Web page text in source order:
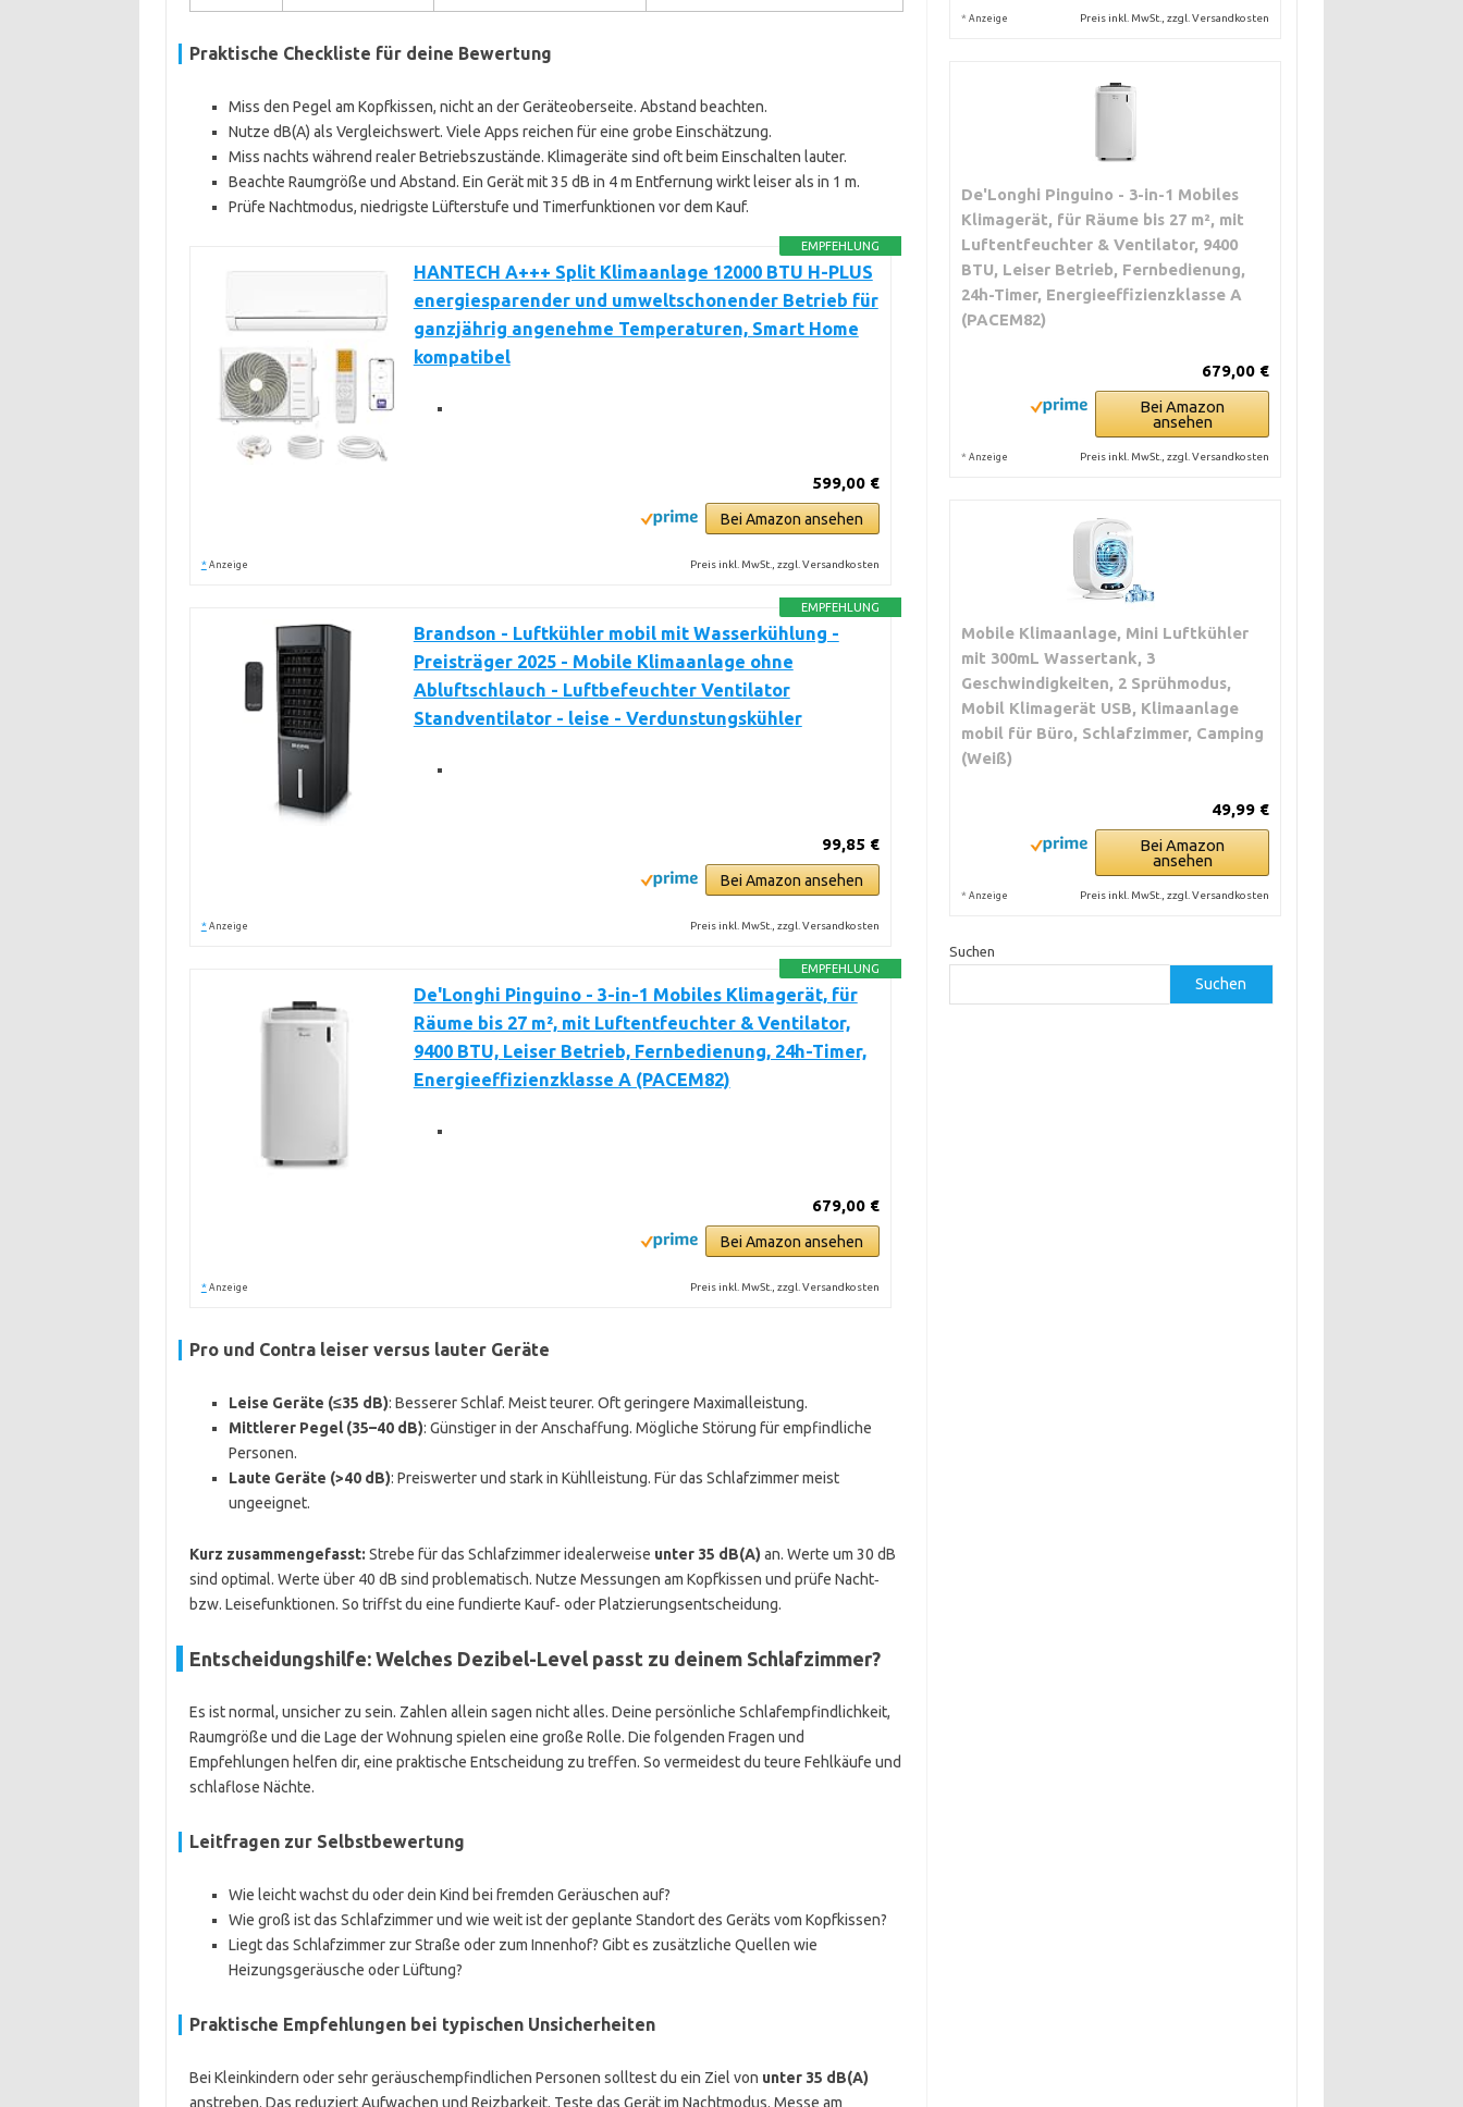
Praktische Checkliste für deine Bewertung
Miss den Pegel am Kopfkissen, nicht an der Geräteoberseite. Abstand beachten.
Nutze dB(A) als Vergleichswert. Viele Apps reichen für eine grobe Einschätzung.
Miss nachts während realer Betriebszustände. Klimageräte sind oft beim Einschalten lauter.
Beachte Raumgröße und Abstand. Ein Gerät mit 35 dB in 4 m Entfernung wirkt leiser als in 1 m.
Prüfe Nachtmodus, niedrigste Lüfterstufe und Timerfunktionen vor dem Kauf.
EMPFEHLUNG
HANTECH A+++ Split Klimaanlage 12000 BTU H-PLUS
energiesparender und umweltschonender Betrieb für
ganzjährig angenehme Temperaturen, Smart Home
kompatibel
599,00 €
Bei Amazon ansehen
* Anzeige Preis inkl. MwSt., zzgl. Versandkosten
EMPFEHLUNG
Brandson - Luftkühler mobil mit Wasserkühlung -
Preisträger 2025 - Mobile Klimaanlage ohne
Abluftschlauch - Luftbefeuchter Ventilator
Standventilator - leise - Verdunstungskühler
99,85 €
Bei Amazon ansehen
* Anzeige Preis inkl. MwSt., zzgl. Versandkosten
EMPFEHLUNG
De'Longhi Pinguino - 3-in-1 Mobiles Klimagerät, für
Räume bis 27 m², mit Luftentfeuchter & Ventilator,
9400 BTU, Leiser Betrieb, Fernbedienung, 24h-Timer,
Energieeffizienzklasse A (PACEM82)
679,00 €
Bei Amazon ansehen
* Anzeige Preis inkl. MwSt., zzgl. Versandkosten
Pro und Contra leiser versus lauter Geräte
Leise Geräte (≤35 dB): Besserer Schlaf. Meist teurer. Oft geringere Maximalleistung.
Mittlerer Pegel (35–40 dB): Günstiger in der Anschaffung. Mögliche Störung für empfindliche
Personen.
Laute Geräte (>40 dB): Preiswerter und stark in Kühlleistung. Für das Schlafzimmer meist
ungeeignet.
Kurz zusammengefasst: Strebe für das Schlafzimmer idealerweise unter 35 dB(A) an. Werte um 30 dB
sind optimal. Werte über 40 dB sind problematisch. Nutze Messungen am Kopfkissen und prüfe Nacht‑
bzw. Leisefunktionen. So triffst du eine fundierte Kauf‑ oder Platzierungsentscheidung.
Entscheidungshilfe: Welches Dezibel-Level passt zu deinem Schlafzimmer?
Es ist normal, unsicher zu sein. Zahlen allein sagen nicht alles. Deine persönliche Schlafempfindlichkeit,
Raumgröße und die Lage der Wohnung spielen eine große Rolle. Die folgenden Fragen und
Empfehlungen helfen dir, eine praktische Entscheidung zu treffen. So vermeidest du teure Fehlkäufe und
schlaflose Nächte.
Leitfragen zur Selbstbewertung
Wie leicht wachst du oder dein Kind bei fremden Geräuschen auf?
Wie groß ist das Schlafzimmer und wie weit ist der geplante Standort des Geräts vom Kopfkissen?
Liegt das Schlafzimmer zur Straße oder zum Innenhof? Gibt es zusätzliche Quellen wie
Heizungsgeräusche oder Lüftung?
Praktische Empfehlungen bei typischen Unsicherheiten
Bei Kleinkindern oder sehr geräuschempfindlichen Personen solltest du ein Ziel von unter 35 dB(A)
anstreben. Das reduziert Aufwachen und Reizbarkeit. Teste das Gerät im Nachtmodus. Messe am
* Anzeige Preis inkl. MwSt., zzgl. Versandkosten
De'Longhi Pinguino - 3-in-1 Mobiles
Klimagerät, für Räume bis 27 m², mit
Luftentfeuchter & Ventilator, 9400
BTU, Leiser Betrieb, Fernbedienung,
24h-Timer, Energieeffizienzklasse A
(PACEM82)
679,00 €
Bei Amazon
ansehen
* Anzeige Preis inkl. MwSt., zzgl. Versandkosten
Mobile Klimaanlage, Mini Luftkühler
mit 300mL Wassertank, 3
Geschwindigkeiten, 2 Sprühmodus,
Mobil Klimagerät USB, Klimaanlage
mobil für Büro, Schlafzimmer, Camping
(Weiß)
49,99 €
Bei Amazon
ansehen
* Anzeige Preis inkl. MwSt., zzgl. Versandkosten
Suchen
Suchen